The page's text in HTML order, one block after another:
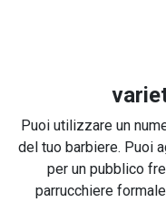
Puoi utilizzare un
del tuo barbiere. Puoi
per un pubblico
parrucchiere